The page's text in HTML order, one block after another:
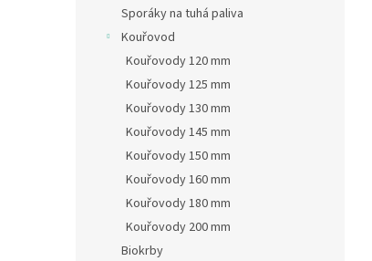
Sporáky na tuhá paliva
Kouřovod
Kouřovody 120 mm
Kouřovody 125 mm
Kouřovody 130 mm
Kouřovody 145 mm
Kouřovody 150 mm
Kouřovody 160 mm
Kouřovody 180 mm
Kouřovody 200 mm
Biokrby